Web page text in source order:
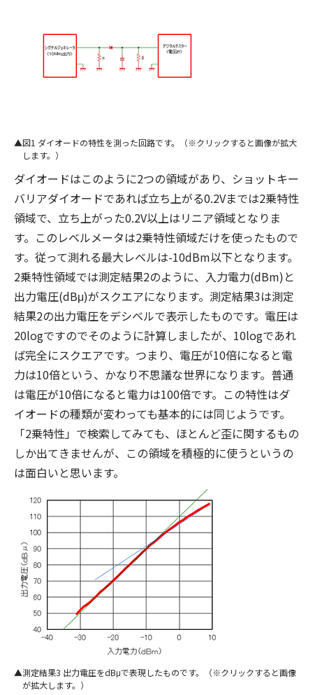
図1 ダイオードの特性を測った回路です。（※クリックすると画像が拡大
します。）
ダイオードはこのように2つの領域があり、ショットキー
バリアダイオードであれば立ち上がる0.2Vまでは2乗特性
領域で、立ち上がった0.2V以上はリニア領域となりま
す。このレベルメータは2乗特性領域だけを使ったもので
す。従って測れる最大レベルは-10dBm以下となります。
2乗特性領域では測定結果2のように、入力電力(dBm)と
出力電圧(dBμ)がスクエアになります。測定結果3は測定
結果2の出力電圧をデシベルで表示したものです。電圧は
20logですのでそのように計算しましたが、10logであれ
ば完全にスクエアです。つまり、電圧が10倍になると電
力は10倍という、かなり不思議な世界になります。普通
は電圧が10倍になると電力は100倍です。この特性はダ
イオードの種類が変わっても基本的には同じようです。
「2乗特性」で検索してみても、ほとんど歪に関するもの
しか出てきませんが、この領域を積極的に使うというの
は面白いと思います。
測定結果3 出力電圧をdBμで表現したものです。（※クリックすると画像
が拡大します。）